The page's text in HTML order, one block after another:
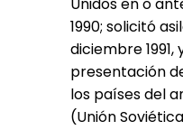
1990; solicitó
diciembre
presentación
los países del
(Unión